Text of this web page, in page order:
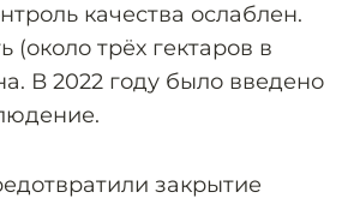
качества ослаблен.
(около трёх гектаров в
В 2022 году было введено
закрытие